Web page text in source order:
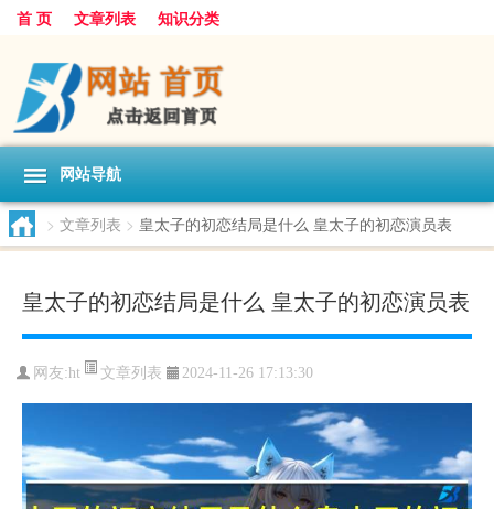
首 页 文章列表 知识分类
网站导航
> 文章列表 > 皇太子的初恋结局是什么 皇太子的初恋演员表
皇太子的初恋结局是什么 皇太子的初恋演员表
网友:ht 文章列表 2024-11-26 17:13:30